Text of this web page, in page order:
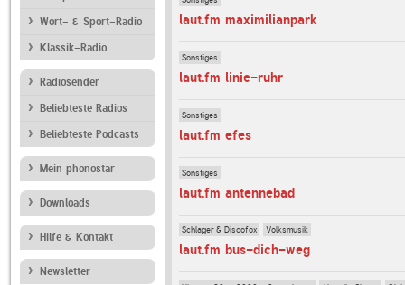
Wort- & Sport-Radio
Klassik-Radio
Radiosender
Beliebteste Radios
Beliebteste Podcasts
Mein phonostar
Downloads
Hilfe & Kontakt
Newsletter
laut.fm maximilianpark
Sonstiges
laut.fm linie-ruhr
Sonstiges
laut.fm efes
Sonstiges
laut.fm antennebad
Schlager & Discofox Volksmusik
laut.fm bus-dich-weg